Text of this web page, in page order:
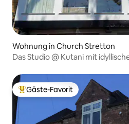
Wohnung in Church Stretton
Das Studio @ Kutani mit
Beliebter Gäste-Favorit.
Gäste-Favorit